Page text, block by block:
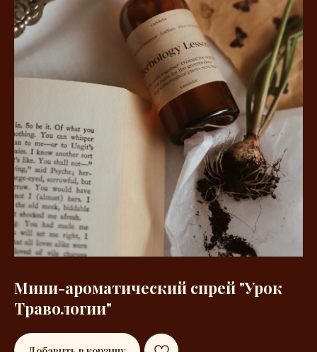
Мини-ароматический спрей "Урок
Травологии"